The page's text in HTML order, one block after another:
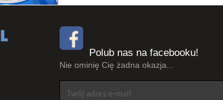
Polub nas na facebooku!
Nie ominię Cię żadna okazja...